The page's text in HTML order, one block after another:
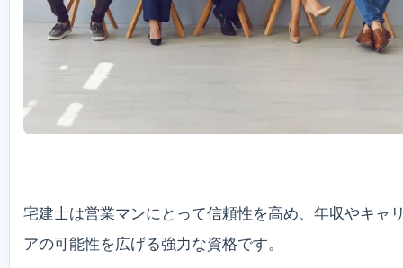
宅建士は営業マンにとって信頼性を高め、年収やキャ
アの可能性を広げる強力な資格です。